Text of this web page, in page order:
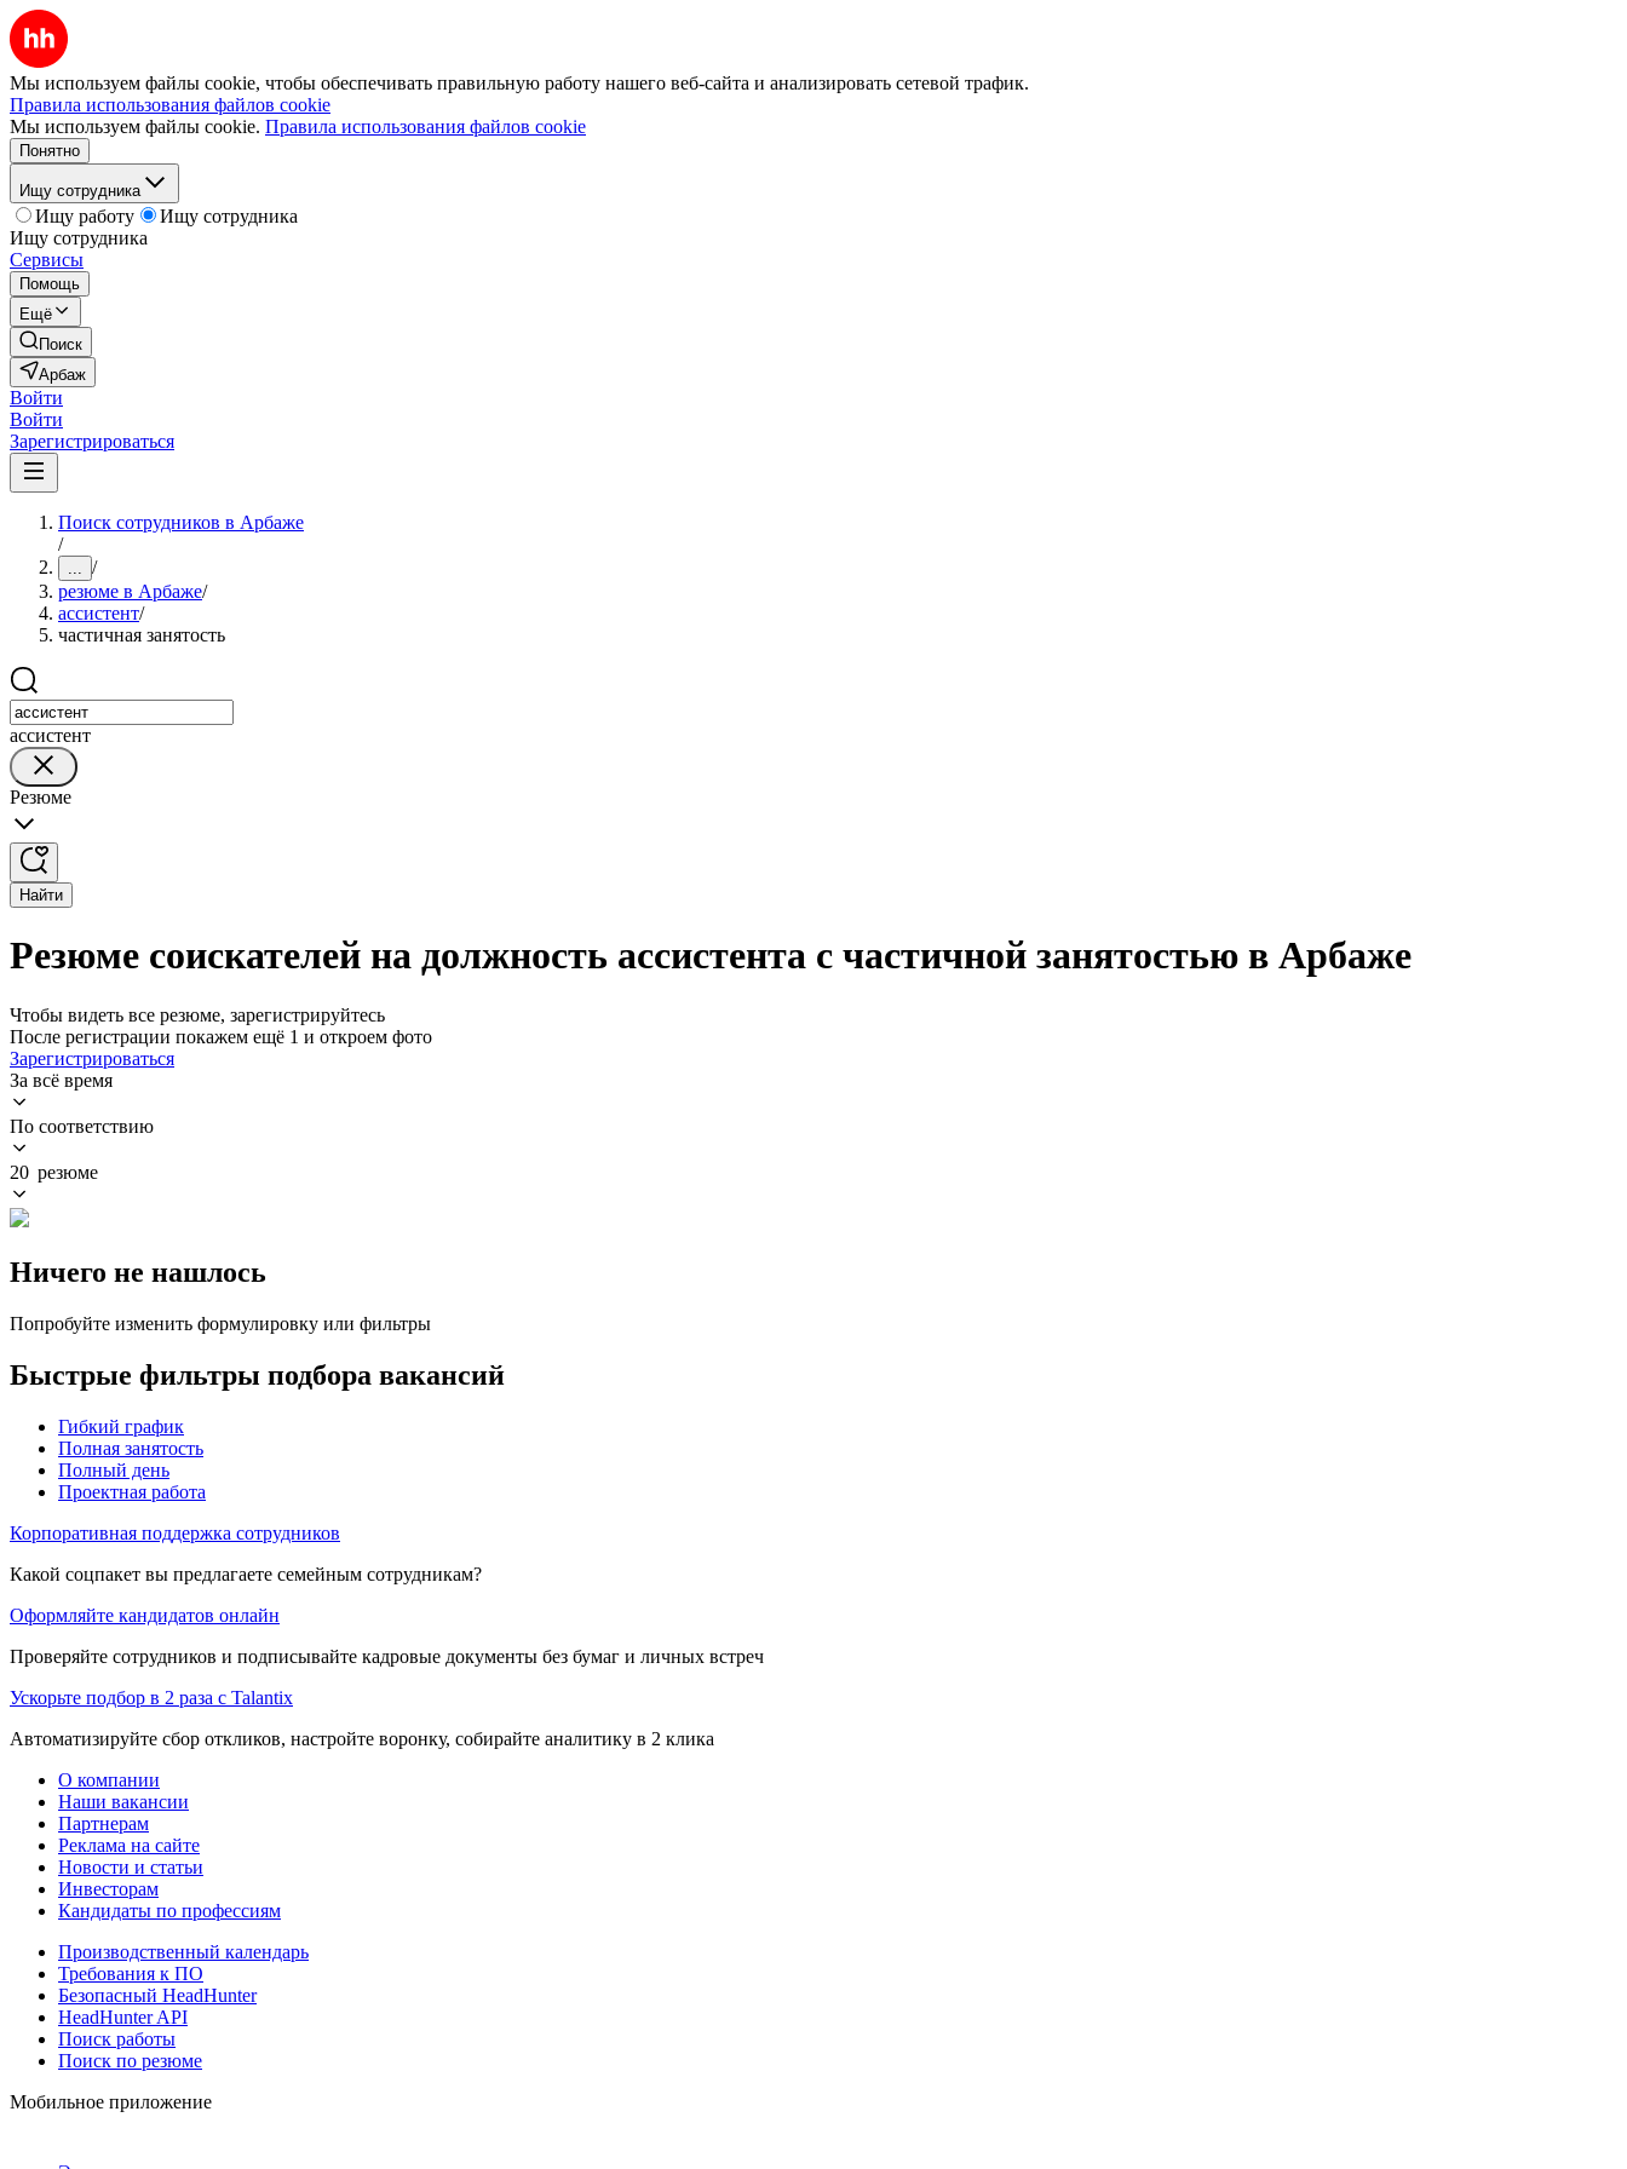
Мы используем файлы cookie, чтобы обеспечивать правильную работу нашего веб-сайта и анализировать сетевой трафик.
Правила использования файлов cookie
Мы используем файлы cookie. Правила использования файлов cookie
Понятно
Ищу сотрудника
Ищу работу
Ищу сотрудника
Ищу сотрудника
Сервисы
Помощь
Ещё
Поиск
Арбаж
Войти
Войти
Зарегистрироваться
Поиск сотрудников в Арбаже
/
... /
резюме в Арбаже/
ассистент/
частичная занятость
ассистент
Резюме
Найти
Резюме соискателей на должность ассистента с частичной занятостью в Арбаже
Чтобы видеть все резюме, зарегистрируйтесь
После регистрации покажем ещё 1 и откроем фото
Зарегистрироваться
За всё время
По соответствию
20 резюме
Ничего не нашлось
Попробуйте изменить формулировку или фильтры
Быстрые фильтры подбора вакансий
Гибкий график
Полная занятость
Полный день
Проектная работа
Корпоративная поддержка сотрудников
Какой соцпакет вы предлагаете семейным сотрудникам?
Оформляйте кандидатов онлайн
Проверяйте сотрудников и подписывайте кадровые документы без бумаг и личных встреч
Ускорьте подбор в 2 раза с Talantix
Автоматизируйте сбор откликов, настройте воронку, собирайте аналитику в 2 клика
О компании
Наши вакансии
Партнерам
Реклама на сайте
Новости и статьи
Инвесторам
Кандидаты по профессиям
Производственный календарь
Требования к ПО
Безопасный HeadHunter
HeadHunter API
Поиск работы
Поиск по резюме
Мобильное приложение